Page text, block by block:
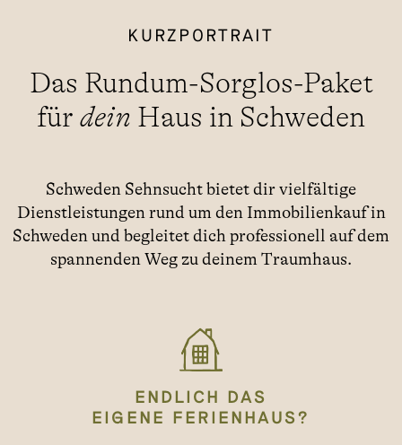
KURZPORTRAIT
Das Rundum-Sorglos-Paket
für dein Haus in Schweden
Schweden Sehnsucht bietet dir vielfältige
Dienstleistungen rund um den Immobilienkauf in
Schweden und begleitet dich professionell auf dem
spannenden Weg zu deinem Traumhaus.
ENDLICH DAS
EIGENE FERIENHAUS?